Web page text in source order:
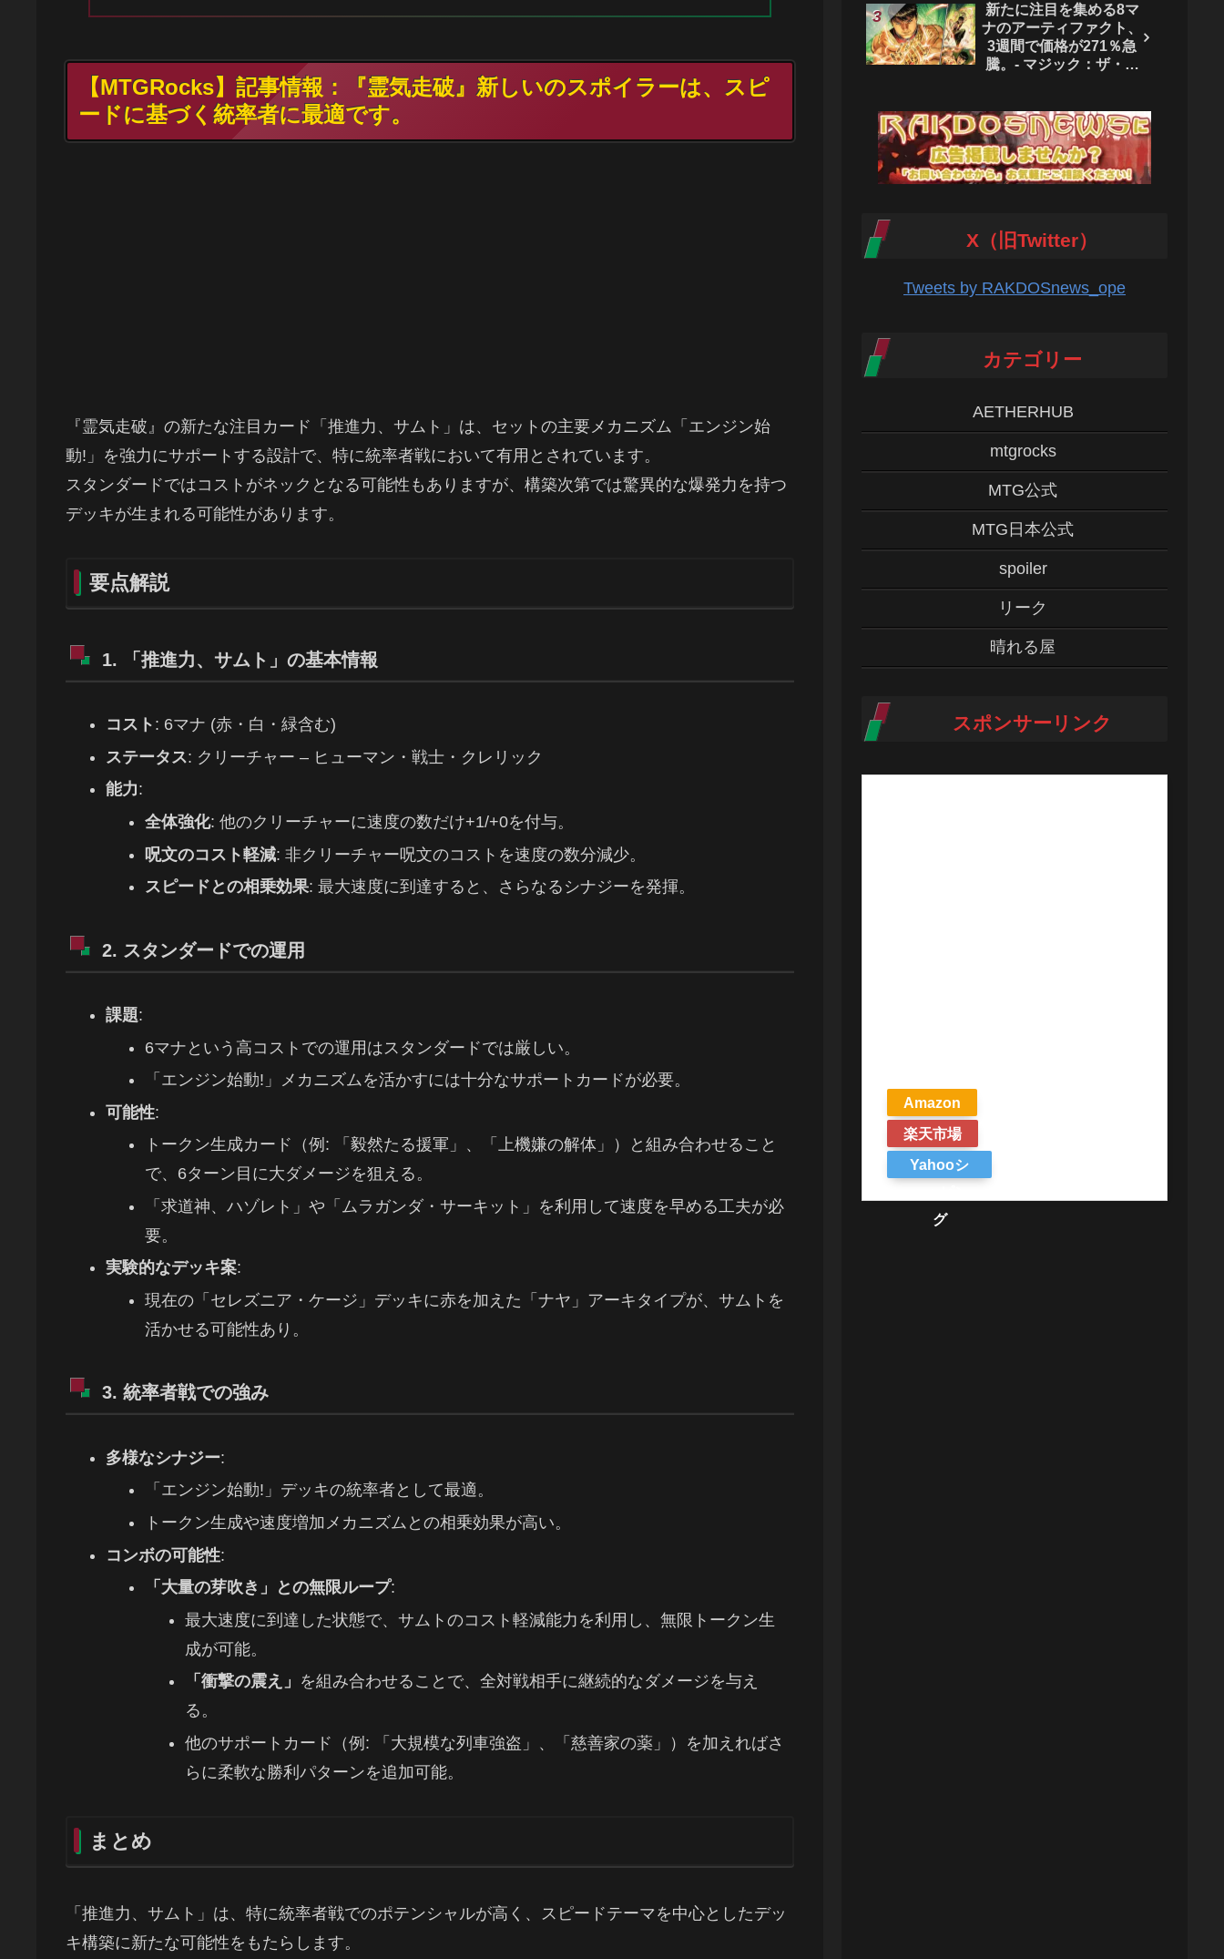
【MTGRocks】記事情報：『霊気走破』新しいのスポイラーは、スピ
ードに基づく統率者に最適です。
『霊気走破』の新たな注目カード「推進力、サムト」は、セットの主要メカニズム「エンジン始
動!」を強力にサポートする設計で、特に統率者戦において有用とされています。
スタンダードではコストがネックとなる可能性もありますが、構築次第では驚異的な爆発力を持つ
デッキが生まれる可能性があります。
要点解説
1. 「推進力、サムト」の基本情報
コスト : 6マナ (赤・白・緑含む)
ステータス: クリーチャー – ヒューマン・戦士・クレリック
能力:
全体強化: 他のクリーチャーに速度の数だけ+1/+0を付与。
呪文のコスト軽減: 非クリーチャー呪文のコストを速度の数分減少。
スピードとの相乗効果: 最大速度に到達すると、さらなるシナジーを発揮。
2. スタンダードでの運用
課題:
6マナという高コストでの運用はスタンダードでは厳しい。
「エンジン始動!」メカニズムを活かすには十分なサポートカードが必要。
可能性:
トークン生成カード（例: 「毅然たる援軍」、「上機嫌の解体」）と組み合わせること
で、6ターン目に大ダメージを狙える。
「求道神、ハゾレト」や「ムラガンダ・サーキット」を利用して速度を早める工夫が必
要。
実験的なデッキ案:
現在の「セレズニア・ケージ」デッキに赤を加えた「ナヤ」アーキタイプが、サムトを
活かせる可能性あり。
3. 統率者戦での強み
多様なシナジー:
「エンジン始動!」デッキの統率者として最適。
トークン生成や速度増加メカニズムとの相乗効果が高い。
コンボの可能性:
「大量の芽吹き」との無限ループ:
最大速度に到達した状態で、サムトのコスト軽減能力を利用し、無限トークン生
成が可能。
「衝撃の震え」 を組み合わせることで、全対戦相手に継続的なダメージを与え
る。
他のサポートカード（例: 「大規模な列車強盗」、「慈善家の薬」）を加えればさ
らに柔軟な勝利パターンを追加可能。
まとめ
「推進力、サムト」は、特に統率者戦でのポテンシャルが高く、スピードテーマを中心としたデッ
キ構築に新たな可能性をもたらします。
ク：ザ・ギャザリング
新たに注目を集める8マ
ナのアーティファクト、
3週間で価格が271％急
騰。- マジック：ザ・ギ
X（旧Twitter）
Tweets by RAKDOSnews_ope
カテゴリー
AETHERHUB
mtgrocks
MTG公式
MTG日本公式
spoiler
リーク
晴れる屋
スポンサーリンク
Amazon
楽天市場
Yahooシ
グ